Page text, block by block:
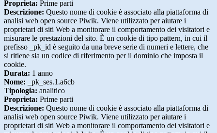
Proprieta: Prime parti
Descrizione: Questo nome di cookie è associato alla piattaforma di
analisi web open source Piwik. Viene utilizzato per aiutare i
proprietari di siti Web a monitorare il comportamento dei visitatori e
misurare le prestazioni del sito. È un cookie di tipo pattern, in cui il
prefisso _pk_id è seguito da una breve serie di numeri e lettere, che
si ritiene sia un codice di riferimento per il dominio che imposta il
cookie.
Durata: 1 anno
Nome: _pk_ses.1.a6cb
Tipologia: analitico
Proprieta: Prime parti
Descrizione: Questo nome di cookie è associato alla piattaforma di
analisi web open source Piwik. Viene utilizzato per aiutare i
proprietari di siti Web a monitorare il comportamento dei visitatori e